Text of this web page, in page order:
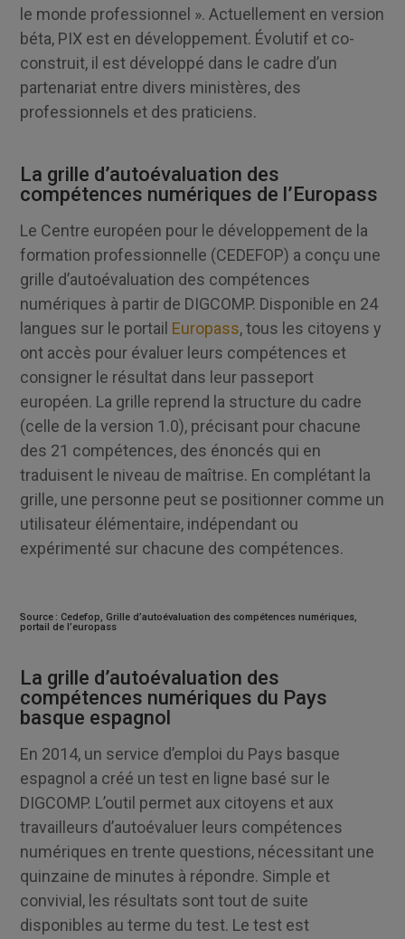
le monde professionnel ». Actuellement en version
béta, PIX est en développement. Évolutif et co-
construit, il est développé dans le cadre d’un
partenariat entre divers ministères, des
professionnels et des praticiens.
La grille d’autoévaluation des
compétences numériques de l’Europass
Le Centre européen pour le développement de la
formation professionnelle (CEDEFOP) a conçu une
grille d’autoévaluation des compétences
numériques à partir de DIGCOMP. Disponible en 24
langues sur le portail Europass, tous les citoyens y
ont accès pour évaluer leurs compétences et
consigner le résultat dans leur passeport
européen. La grille reprend la structure du cadre
(celle de la version 1.0), précisant pour chacune
des 21 compétences, des énoncés qui en
traduisent le niveau de maîtrise. En complétant la
grille, une personne peut se positionner comme un
utilisateur élémentaire, indépendant ou
expérimenté sur chacune des compétences.
Source : Cedefop, Grille d’autoévaluation des compétences numériques,
portail de l’europass
La grille d’autoévaluation des
compétences numériques du Pays
basque espagnol
En 2014, un service d’emploi du Pays basque
espagnol a créé un test en ligne basé sur le
DIGCOMP. L’outil permet aux citoyens et aux
travailleurs d’autoévaluer leurs compétences
numériques en trente questions, nécessitant une
quinzaine de minutes à répondre. Simple et
convivial, les résultats sont tout de suite
disponibles au terme du test. Le test est